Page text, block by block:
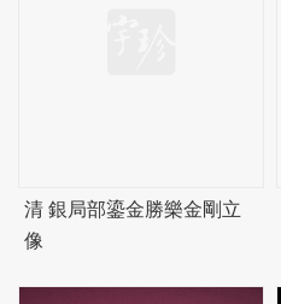
清 銀局部鎏金勝樂金剛立
像